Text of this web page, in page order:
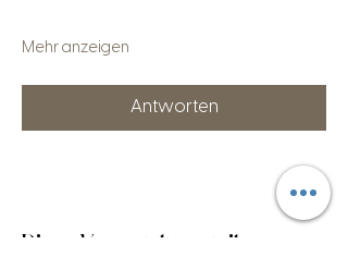
Mehr anzeigen
Antworten